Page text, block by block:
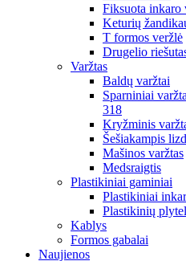
Fiksuota inkaro
Keturių
T formos veržlė
Drugelio
Varžtas
Baldų varžtai
Sparniniai
318
Kryžminis
Šešiakampis
Mašinos varžtas
Medsraigtis
Plastikiniai gaminiai
Plastikiniai
Plastikinių
Kablys
Formos gabalai
Naujienos